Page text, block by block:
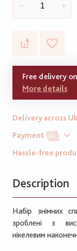
Free delivery
More details
Delivery across
Payment
Hassle-free
Description
Набір знімних
зроблені з
нікелевим